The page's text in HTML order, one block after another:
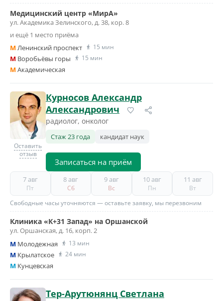
Медицинский центр «МирА»
ул. Академика Зелинского, д. 38, кор. 8
и ещё 1 место приёма
MЛенинский проспект 15 мин
M Воробьёвы горы 15 мин
MАкадемическая
Оставить
отзыв
Курносов Александр
Александрович
радиолог, онколог
Стаж 23 года кандидат наук
Записаться на приём
7 авг
Пт
8 авг
Сб
9 авг
Вс
10 авг
Пн
11 авг
Вт
Свободные часы уточняются — оставьте заявку, мы перезвоним
Клиника «К+31 Запад» на Оршанской
ул. Оршанская, д. 16, корп. 2
M Молодежная 13 мин
M Крылатское 24 мин
M Кунцевская
Тер-Арутюнянц Светлана